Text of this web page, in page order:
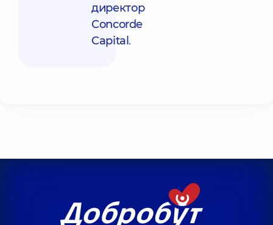
директор
Concorde
Capital .